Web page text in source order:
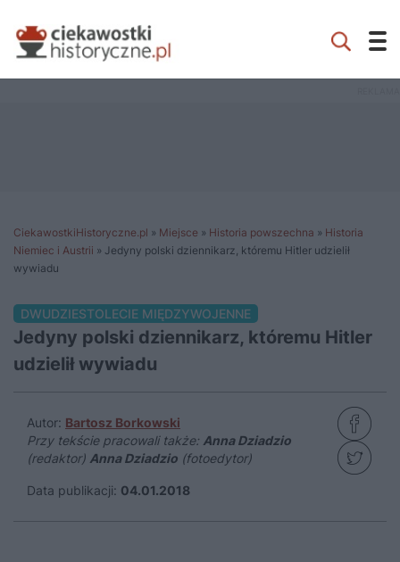
CiekawostkiHistoryczne.pl » Miejsce » Historia powszechna » Historia
Niemiec i Austrii » Jedyny polski dziennikarz, któremu Hitler udzielił
wywiadu
DWUDZIESTOLECIE MIĘDZYWOJENNE
Jedyny polski dziennikarz, któremu Hitler
udzielił wywiadu
Autor: Bartosz Borkowski
Przy tekście pracowali także: Anna Dziadzio
(redaktor) Anna Dziadzio (fotoedytor)
Data publikacji: 04.01.2018